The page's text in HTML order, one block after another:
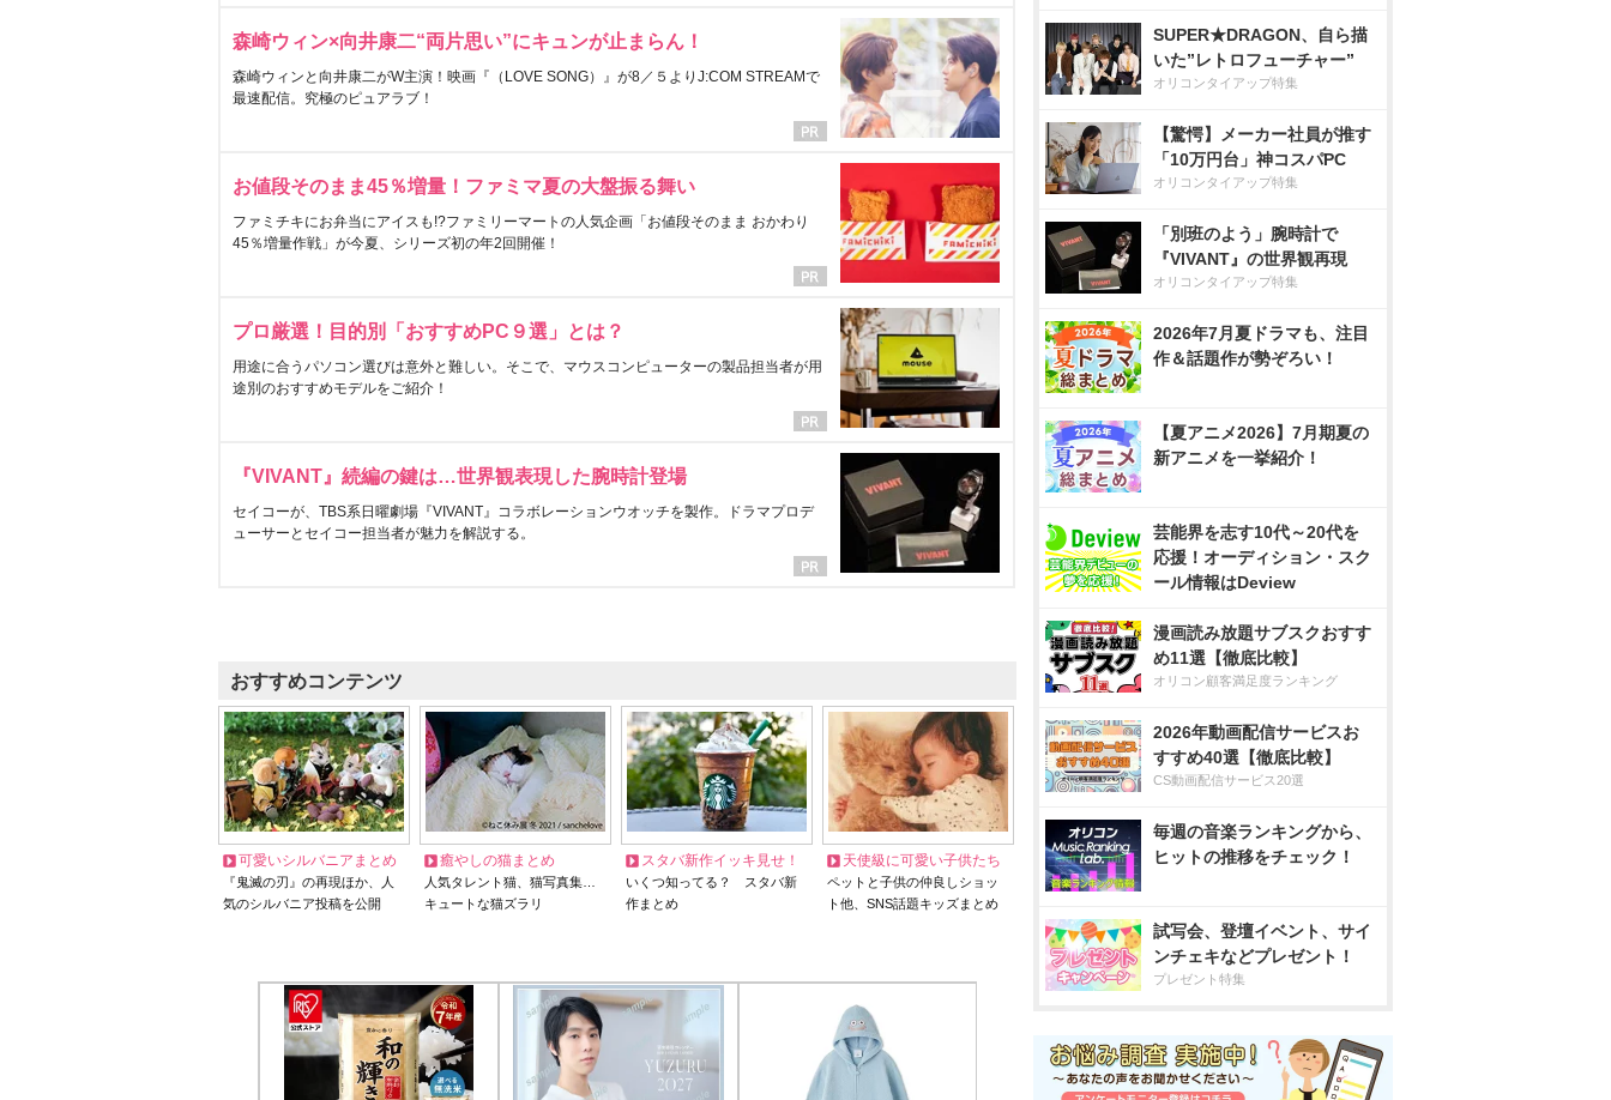
森崎ウィン×向井康二“両片思い”にキュンが止まらん！
森崎ウィンと向井康二がW主演！映画『（LOVE SONG）』が8／５よりJ:COM STREAMで
最速配信。究極のピュアラブ！
お値段そのまま45％増量！ファミマ夏の大盤振る舞い
ファミチキにお弁当にアイスも!?ファミリーマートの人気企画「お値段そのまま おかわり
45％増量作戦」が今夏、シリーズ初の年2回開催！
プロ厳選！目的別「おすすめPC９選」とは？
用途に合うパソコン選びは意外と難しい。そこで、マウスコンピューターの製品担当者が用
途別のおすすめモデルをご紹介！
『VIVANT』続編の鍵は…世界観表現した腕時計登場
セイコーが、TBS系日曜劇場『VIVANT』コラボレーションウオッチを製作。ドラマプロデ
ューサーとセイコー担当者が魅力を解説する。
おすすめコンテンツ
可愛いシルバニアまとめ
『鬼滅の刃』の再現ほか、人
気のシルバニア投稿を公開
癒やしの猫まとめ
人気タレント猫、猫写真集…
キュートな猫ズラリ
スタバ新作イッキ見せ！
いくつ知ってる？ スタバ新
作まとめ
天使級に可愛い子供たち
ペットと子供の仲良しショッ
ト他、SNS話題キッズまとめ
SUPER★DRAGON、自ら描
いた”レトロフューチャー”
オリコンタイアップ特集
【驚愕】メーカー社員が推す
「10万円台」神コスパPC
オリコンタイアップ特集
「別班のよう」腕時計で
『VIVANT』の世界観再現
オリコンタイアップ特集
2026年7月夏ドラマも、注目
作＆話題作が勢ぞろい！
【夏アニメ2026】7月期夏の
新アニメを一挙紹介！
芸能界を志す10代～20代を
応援！オーディション・スク
ール情報はDeview
漫画読み放題サブスクおすす
め11選【徹底比較】
オリコン顧客満足度ランキング
2026年動画配信サービスお
すすめ40選【徹底比較】
CS動画配信サービス20選
毎週の音楽ランキングから、
ヒットの推移をチェック！
試写会、登壇イベント、サイ
ンチェキなどプレゼント！
プレゼント特集